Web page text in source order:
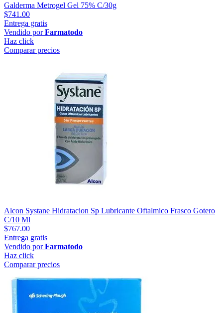
Galderma Metrogel Gel 75% C/30g
$741.00
Entrega gratis
Vendido porFarmatodo
Haz click
Comparar precios
Alcon Systane Hidratacion Sp Lubricante Oftalmico Frasco Gotero
C/10 Ml
$767.00
Entrega gratis
Vendido porFarmatodo
Haz click
Comparar precios